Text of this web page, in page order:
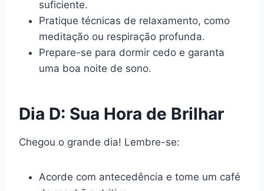
suficiente.
Pratique técnicas de relaxamento, como
meditação ou respiração profunda.
Prepare-se para dormir cedo e garanta
uma boa noite de sono.
Dia D: Sua Hora de Brilhar
Chegou o grande dia! Lembre-se:
Acorde com antecedência e tome um café